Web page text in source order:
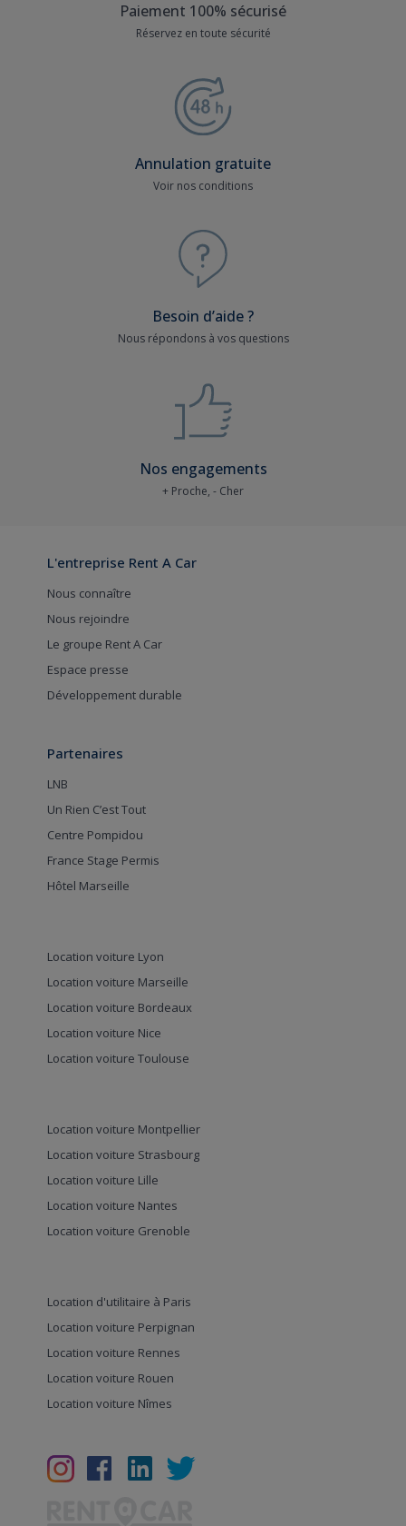
Paiement 100% sécurisé
Réservez en toute sécurité
Annulation gratuite
Voir nos conditions
Besoin d’aide ?
Nous répondons à vos questions
Nos engagements
+ Proche, - Cher
L'entreprise Rent A Car
Nous connaître
Nous rejoindre
Le groupe Rent A Car
Espace presse
Développement durable
Partenaires
LNB
Un Rien C’est Tout
Centre Pompidou
France Stage Permis
Hôtel Marseille
Location voiture Lyon
Location voiture Marseille
Location voiture Bordeaux
Location voiture Nice
Location voiture Toulouse
Location voiture Montpellier
Location voiture Strasbourg
Location voiture Lille
Location voiture Nantes
Location voiture Grenoble
Location d'utilitaire à Paris
Location voiture Perpignan
Location voiture Rennes
Location voiture Rouen
Location voiture Nîmes